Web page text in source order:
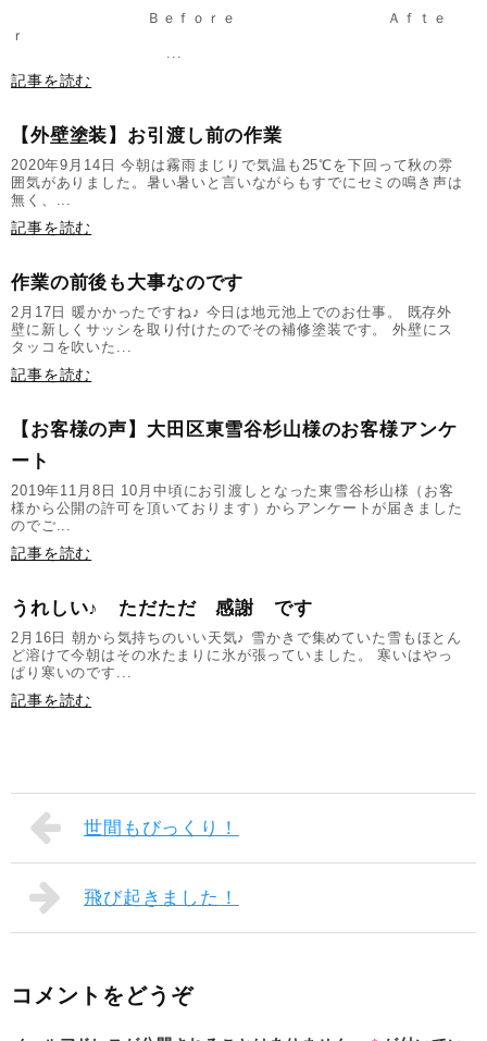
Ｂｅｆｏｒｅ Ａｆｔｅ
ｒ
記事を読む
【外壁塗装】お引渡し前の作業
2020年9月14日 今朝は霧雨まじりで気温も25℃を下回って秋の雰
囲気がありました。暑い暑いと言いながらもすでにセミの鳴き声は
無く、...
記事を読む
作業の前後も大事なのです
2月17日 暖かかったですね♪ 今日は地元池上でのお仕事。 既存外
壁に新しくサッシを取り付けたのでその補修塗装です。 外壁にス
タッコを吹いた...
記事を読む
【お客様の声】大田区東雪谷杉山様のお客様アンケ
ート
2019年11月8日 10月中頃にお引渡しとなった東雪谷杉山様（お客
様から公開の許可を頂いております）からアンケートが届きました
のでご...
記事を読む
うれしい♪ ただただ 感謝 です
2月16日 朝から気持ちのいい天気♪ 雪かきで集めていた雪もほとん
ど溶けて今朝はその水たまりに氷が張っていました。 寒いはやっ
ぱり寒いのです...
記事を読む
世間もびっくり！
飛び起きました！
コメントをどうぞ